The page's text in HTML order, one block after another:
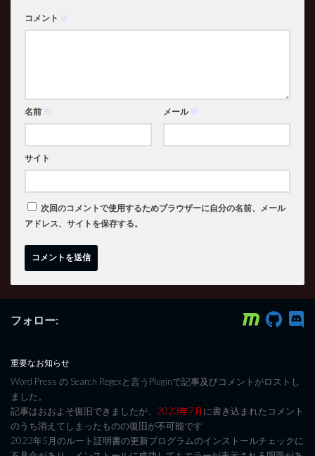
コメント ※
名前 ※ メール ※
サイト
次回のコメントで使用するためブラウザーに自分の名前、メール
アドレス、サイトを保存する。
フォロー:
重要なお知らせ
Word Press の Search Regexと言うPluginで記事及びコメントがロストし
ました。
記事はおおよそ復旧できましたが、 2023年7月に書き込まれたコメント
のうち消えてしまったものの復旧が不可能です
2023年5月のルート証明書の更新プログラムのインストールチェックに